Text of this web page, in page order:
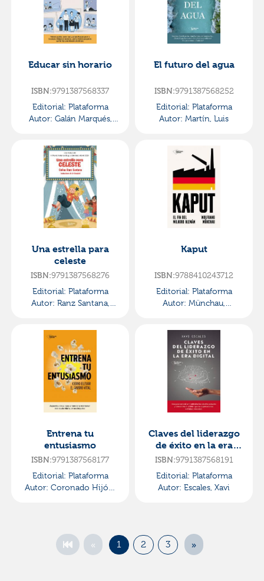
Educar sin horario
ISBN:9791387568337
Editorial: Plataforma
Autor: Galán Marqués,
El futuro del agua
ISBN:9791387568252
Editorial: Plataforma
Autor: Martín, Luis
Una estrella para
celeste
ISBN:9791387568276
Editorial: Plataforma
Autor: Ranz Santana,
Kaput
ISBN:9788410243712
Editorial: Plataforma
Autor: Münchau,
Entrena tu
entusiasmo
ISBN:9791387568177
Editorial: Plataforma
Autor: Coronado Hijón,
Claves del liderazgo
de éxito en la era
digital
ISBN:9791387568191
Editorial: Plataforma
Autor: Escales, Xavi
« 1 2 3 »